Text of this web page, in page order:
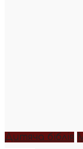
Дитяча біблія